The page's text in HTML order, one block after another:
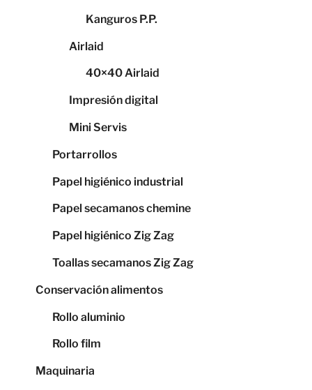
Kanguros P.P.
Airlaid
40×40 Airlaid
Impresión digital
Mini Servis
Portarrollos
Papel higiénico industrial
Papel secamanos chemine
Papel higiénico Zig Zag
Toallas secamanos Zig Zag
Conservación alimentos
Rollo aluminio
Rollo film
Maquinaria